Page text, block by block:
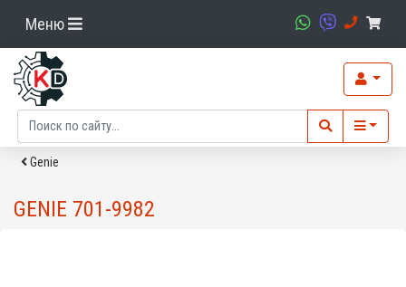
Меню
Genie
GENIE 701-9982